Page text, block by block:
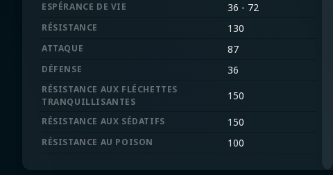
ESPÉRANCE DE VIE 36 - 72
RÉSISTANCE 130
ATTAQUE 87
DÉFENSE 36
RÉSISTANCE AUX FLÉCHETTES
TRANQUILLISANTES
150
RÉSISTANCE AUX SÉDATIFS 150
RÉSISTANCE AU POISON 100